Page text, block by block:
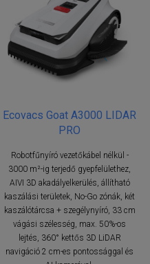
Ecovacs Goat A3000 LIDAR
PRO
Robotfűnyíró vezetőkábel nélkül -
3000 m²-ig terjedő gyepfelülethez,
AIVI 3D akadályelkerülés, állítható
kaszálási területek, No-Go zónák, két
kaszálótárcsa + szegélynyíró, 33 cm
vágási szélesség, max. 50%-os
lejtés, 360° kettős 3D LiDAR
navigáció 2 cm-es pontossággal és